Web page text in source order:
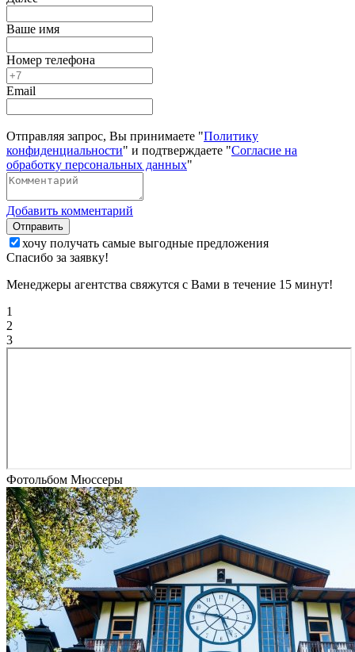
Ваше имя
Номер телефона
Email
Отправляя запрос, Вы принимаете "Политику
конфиденциальности" и подтверждаете "Согласие на
обработку персональных данных"
Добавить комментарий
Отправить
хочу получать самые выгодные предложения
Спасибо за заявку!
Менеджеры агентства свяжутся с Вами в течение 15 минут!
1
2
3
Фотольбом Мюссеры